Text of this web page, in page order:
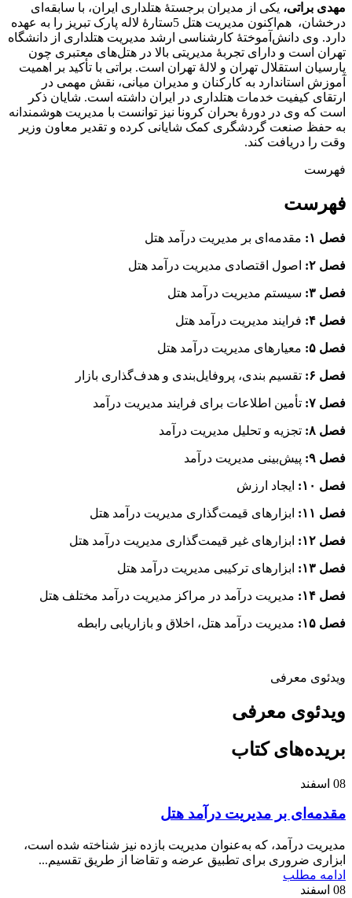
مهدی براتی، یکی از مدیران برجستۀ هتلداری ایران، با سابقه‌ای
درخشان، هم‌اکنون مدیریت هتل 5ستارۀ لاله پارک تبریز را به عهده
دارد. وی دانش‌آموختۀ کارشناسی ارشد مدیریت هتلداری از دانشگاه
تهران است و دارای تجربۀ مدیریتی بالا در هتل‌های معتبری چون
پارسیان استقلال تهران و لالۀ تهران است. براتی با تأکید بر اهمیت
آموزش استاندارد به کارکنان و مدیران میانی، نقش مهمی در
ارتقای کیفیت خدمات هتلداری در ایران داشته است. شایان ذکر
است که وی در دورۀ بحران کرونا نیز توانست با مدیریت هوشمندانه
به حفظ صنعت گردشگری کمک شایانی کرده و تقدیر معاون وزیر
وقت را دریافت کند.
فهرست
فهرست
فصل ۱: مقدمه‌ای بر مدیریت درآمد هتل
فصل ۲: اصول اقتصادی مدیریت درآمد هتل
فصل ۳: سیستم مدیریت درآمد هتل
فصل ۴:‌ فرایند مدیریت درآمد هتل
فصل ۵: معیارهای مدیریت درآمد هتل
فصل ۶: تقسیم بندی، پروفایل‌بندی و هدف‌گذاری بازار
فصل ۷: تأمین اطلاعات برای فرایند مدیریت درآمد
فصل ۸: تجزیه و تحلیل مدیریت درآمد
فصل ۹: پیش‌بینی مدیریت درآمد
فصل ۱۰: ایجاد ارزش
فصل ۱۱: ابزارهای قیمت‌گذاری مدیریت درآمد هتل
فصل ۱۲:‌ ابزارهای غیر قیمت‌گذاری مدیریت درآمد هتل
فصل ۱۳: ابزارهای ترکیبی مدیریت درآمد هتل
فصل ۱۴: مدیریت درآمد در مراکز مدیریت درآمد مختلف هتل
فصل ۱۵: مدیریت درآمد هتل، اخلاق و بازاریابی رابطه
ویدئوی معرفی
ویدئوی معرفی
بریده‌های کتاب
08 اسفند
مقدمه‌ای بر مدیریت درآمد هتل
مدیریت درآمد، که به‌عنوان مدیریت بازده نیز شناخته شده است،
ابزاری ضروری برای تطبیق عرضه و تقاضا از طریق تقسیم...
ادامه مطلب
08 اسفند